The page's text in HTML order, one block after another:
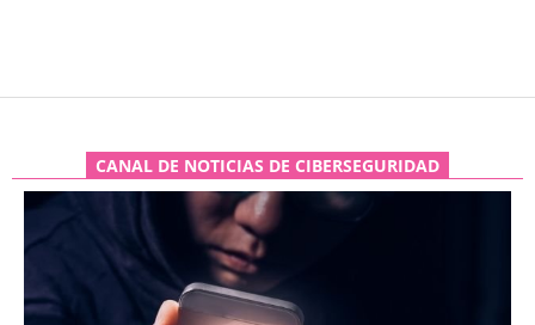
CANAL DE NOTICIAS DE CIBERSEGURIDAD